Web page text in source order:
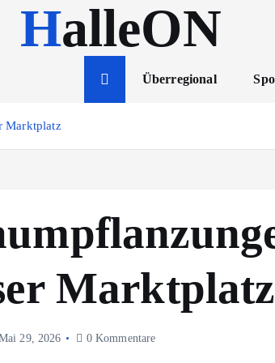
HalleON
Überregional
Marktplatz
Marktplatz
29, 2026 0 Kommentare